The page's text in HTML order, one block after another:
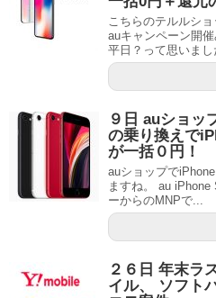
こちらのテルルシ
auキャンペーン開
平日？って思いま
９日 auショッ
の乗り換えで
が一括０円！
auショップで
ますね。 au
ーからのMNPで...
２６日 年末ラ
イル、 ソフト